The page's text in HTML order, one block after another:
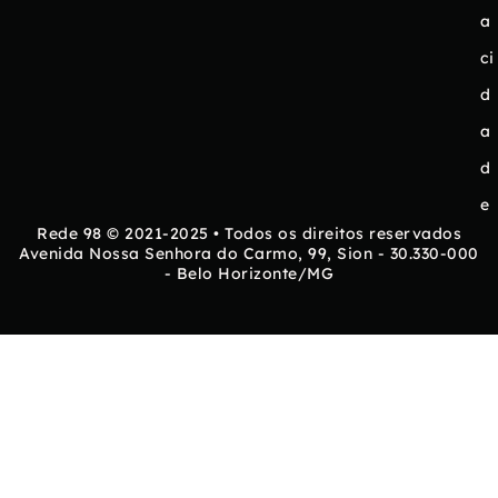
a
ci
d
a
d
e
Rede 98 © 2021-2025 • Todos os direitos reservados
Avenida Nossa Senhora do Carmo, 99, Sion - 30.330-000
- Belo Horizonte/MG